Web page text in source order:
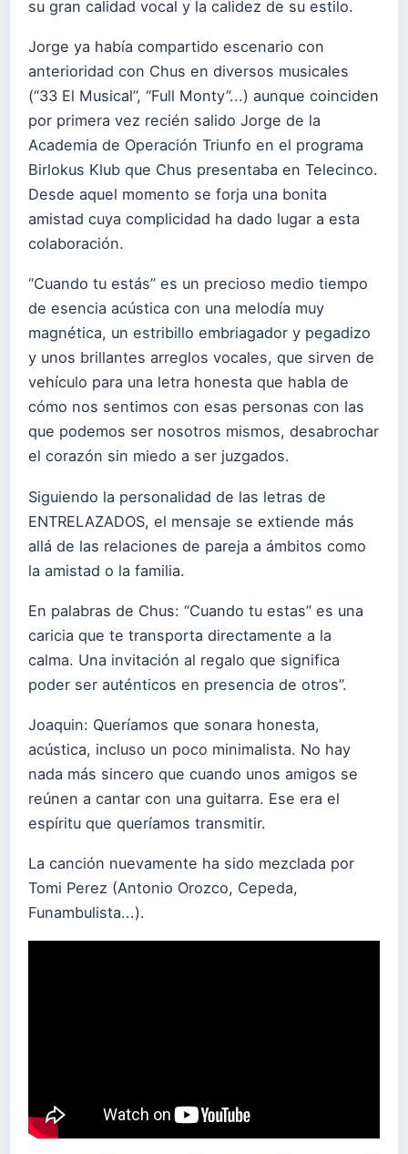
su gran calidad vocal y la calidez de su estilo.
Jorge ya había compartido escenario con
anterioridad con Chus en diversos musicales
(“33 El Musical”, “Full Monty”...) aunque coinciden
por primera vez recién salido Jorge de la
Academia de Operación Triunfo en el programa
Birlokus Klub que Chus presentaba en Telecinco.
Desde aquel momento se forja una bonita
amistad cuya complicidad ha dado lugar a esta
colaboración.
“Cuando tu estás” es un precioso medio tiempo
de esencia acústica con una melodía muy
magnética, un estribillo embriagador y pegadizo
y unos brillantes arreglos vocales, que sirven de
vehículo para una letra honesta que habla de
cómo nos sentimos con esas personas con las
que podemos ser nosotros mismos, desabrochar
el corazón sin miedo a ser juzgados.
Siguiendo la personalidad de las letras de
ENTRELAZADOS, el mensaje se extiende más
allá de las relaciones de pareja a ámbitos como
la amistad o la familia.
En palabras de Chus: “Cuando tu estas” es una
caricia que te transporta directamente a la
calma. Una invitación al regalo que significa
poder ser auténticos en presencia de otros”.
Joaquin: Queríamos que sonara honesta,
acústica, incluso un poco minimalista. No hay
nada más sincero que cuando unos amigos se
reúnen a cantar con una guitarra. Ese era el
espíritu que queríamos transmitir.
La canción nuevamente ha sido mezclada por
Tomi Perez (Antonio Orozco, Cepeda,
Funambulista...).